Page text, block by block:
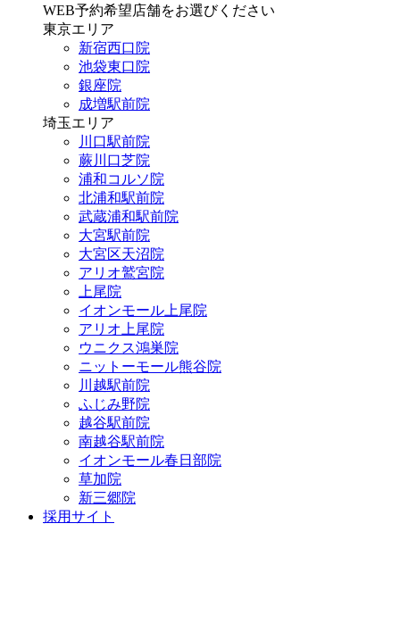
WEB予約希望店舗をお選びください
東京エリア
新宿西口院
池袋東口院
銀座院
成増駅前院
埼玉エリア
川口駅前院
蕨川口芝院
浦和コルソ院
北浦和駅前院
武蔵浦和駅前院
大宮駅前院
大宮区天沼院
アリオ鷲宮院
上尾院
イオンモール上尾院
アリオ上尾院
ウニクス鴻巣院
ニットーモール熊谷院
川越駅前院
ふじみ野院
越谷駅前院
南越谷駅前院
イオンモール春日部院
草加院
新三郷院
採用サイト